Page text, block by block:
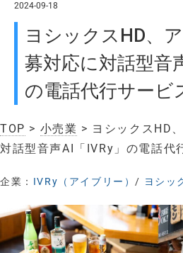
2024-09-18
ヨシックスHD、
募対応に対話型音
の電話代行サービ
TOP > 小売業 > ヨシックスHD
対話型音声AI「IVRy」の電話代
企業： IVRy（アイブリー）/ ヨシッ